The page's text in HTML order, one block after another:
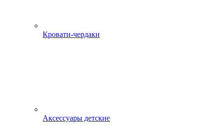
Кровати-чердаки
Аксессуары детские